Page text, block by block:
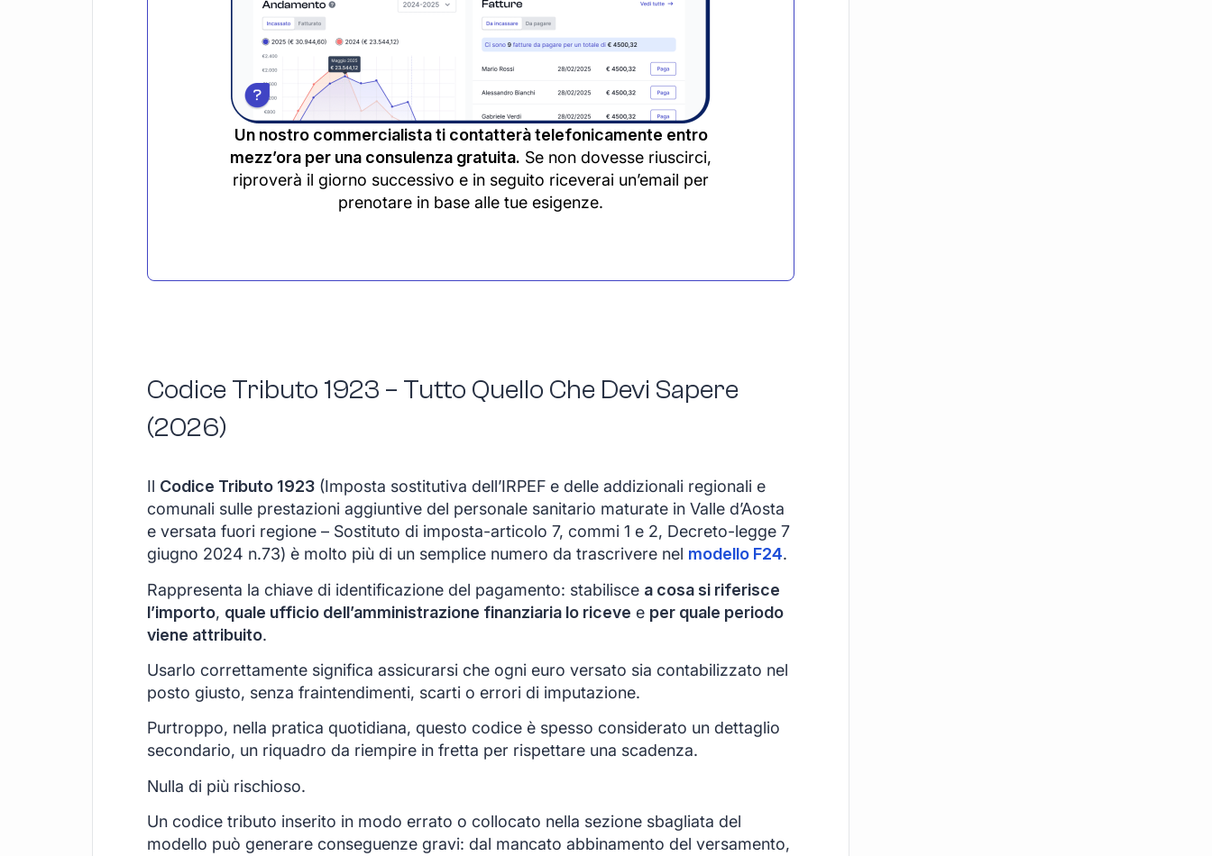
Un nostro commercialista ti contatterà telefonicamente entro
mezz’ora per una consulenza gratuita. Se non dovesse riuscirci,
riproverà il giorno successivo e in seguito riceverai un’email per
prenotare in base alle tue esigenze.
Codice Tributo 1923 – Tutto Quello Che Devi Sapere
(2026)
Il Codice Tributo 1923 (Imposta sostitutiva dell’IRPEF e delle addizionali regionali e
comunali sulle prestazioni aggiuntive del personale sanitario maturate in Valle d’Aosta
e versata fuori regione – Sostituto di imposta-articolo 7, commi 1 e 2, Decreto-legge 7
giugno 2024 n.73) è molto più di un semplice numero da trascrivere nel modello F24.
Rappresenta la chiave di identificazione del pagamento: stabilisce a cosa si riferisce
l’importo, quale ufficio dell’amministrazione finanziaria lo riceve e per quale periodo
viene attribuito.
Usarlo correttamente significa assicurarsi che ogni euro versato sia contabilizzato nel
posto giusto, senza fraintendimenti, scarti o errori di imputazione.
Purtroppo, nella pratica quotidiana, questo codice è spesso considerato un dettaglio
secondario, un riquadro da riempire in fretta per rispettare una scadenza.
Nulla di più rischioso.
Un codice tributo inserito in modo errato o collocato nella sezione sbagliata del
modello può generare conseguenze gravi: dal mancato abbinamento del versamento,